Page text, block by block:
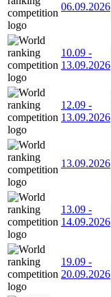
06.09.2026
10.09 -
13.09.2026
12.09 -
13.09.2026
13.09.2026
13.09 -
14.09.2026
19.09 -
20.09.2026